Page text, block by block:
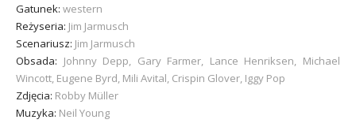
Gatunek: western
Reżyseria: Jim Jarmusch
Scenariusz: Jim Jarmusch
Obsada: Johnny Depp, Gary Farmer, Lance Henriksen, Michael
Wincott, Eugene Byrd, Mili Avital, Crispin Glover, Iggy Pop
Zdjęcia: Robby Müller
Muzyka: Neil Young